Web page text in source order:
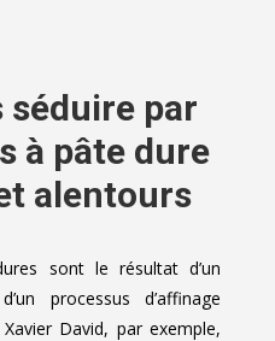
séduire par
à pâte dure
alentours
sont le résultat d’un
processus d’affinage
David, par exemple,